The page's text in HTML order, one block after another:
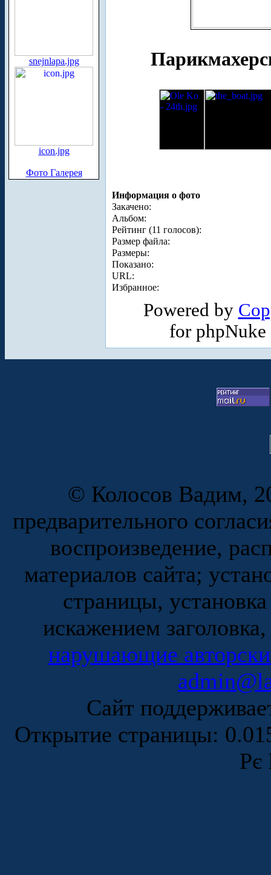
snejnlapa.jpg
icon.jpg
Фото Галерея
Информация о фото
Закачено:
Альбом:
Рейтинг (11 голосов):
Размер файла:
Размеры:
Показано:
URL:
Избранное:
Powered by
for
© Колосов Вадим,
предварительного
воспроизведение,
материалов сайта;
страницы,
искажением
нарушающие
Сайт
Открытие страницы:
Рє